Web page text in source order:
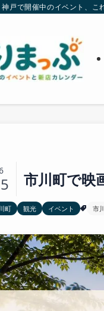
戸で開催中のイベント、こ
市川町で映
町 観光 イベント 市